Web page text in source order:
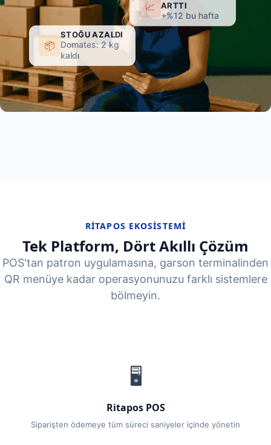
📦
STOĞU AZALDI
Domates: 2 kg
kaldı
📈
ARTTI
+%12 bu hafta
RITAPOS EKOSISTEMI
Tek Platform, Dört Akıllı Çözüm
POS'tan patron uygulamasına, garson terminalinden
QR menüye kadar operasyonunuzu farklı sistemlere
bölmeyin.
🖥️
Ritapos POS
Siparişten ödemeye tüm süreci saniyeler içinde yönetin